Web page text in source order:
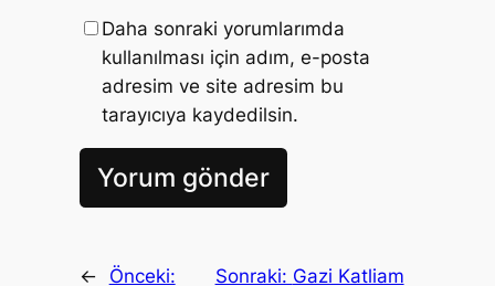
Daha sonraki yorumlarımda
kullanılması için adım, e-posta
adresim ve site adresim bu
tarayıcıya kaydedilsin.
← Önceki: Sonraki: Gazi Katliam